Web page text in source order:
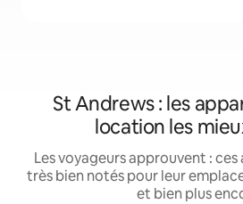
St Andrews : les
location les
Les voyageurs approuvent :
très bien notés pour leur
et bien plus